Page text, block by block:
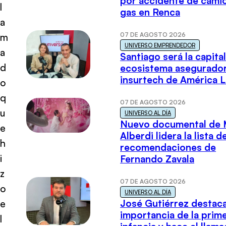
l
a
m
a
d
o
q
u
e
h
i
z
o
e
l
gas en Renca
07 DE AGOSTO 2026
UNIVERSO EMPRENDEDOR
Santiago será la
ecosistema
insurtech de América
07 DE AGOSTO 2026
UNIVERSO AL DÍA
Nuevo documental de
Alberdi lidera la lista
recomendaciones de
Fernando Zavala
07 DE AGOSTO 2026
UNIVERSO AL DÍA
José Gutiérrez
importancia de la